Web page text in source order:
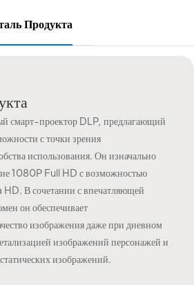
Продукта
смарт-проектор DLP, предлагающий
с точки зрения
использования. Он изначально
1080P Full HD с возможностью
В сочетании с впечатляющей
он обеспечивает
изображения даже при дневном
изображений персонажей и
изображений.